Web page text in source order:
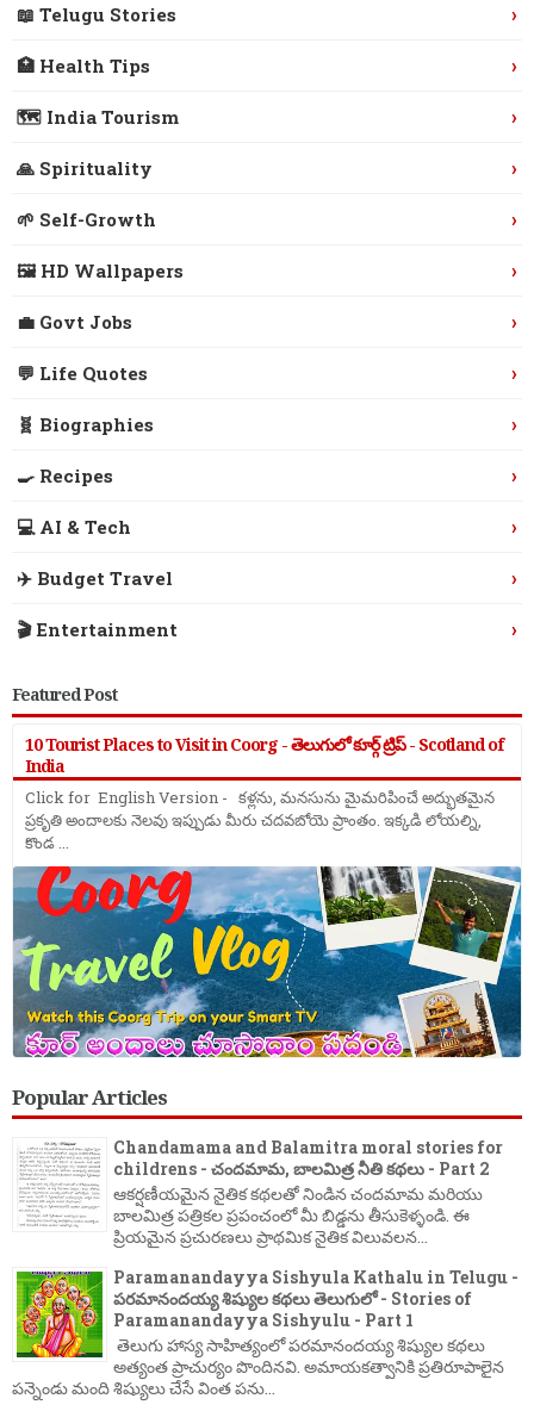
📖 Telugu Stories ›
🏥 Health Tips ›
🗺️ India Tourism ›
🙏 Spirituality ›
🌱 Self-Growth ›
🖼️ HD Wallpapers ›
💼 Govt Jobs ›
💬 Life Quotes ›
🧬 Biographies ›
🍳 Recipes ›
💻 AI & Tech ›
✈️ Budget Travel ›
🎬 Entertainment ›
Featured Post
10 Tourist Places to Visit in Coorg - తెలుగులో కూర్గ్ ట్రిప్ - Scotland of
India
Click for English Version - కళ్లను, మనసును మైమరిపించే అద్భుతమైన
ప్రకృతి అందాలకు నెలవు ఇప్పుడు మీరు చదవబోయె ప్రాంతం. ఇక్కడి లోయల్ని,
కొండ ...
Popular Articles
Chandamama and Balamitra moral stories for
childrens - చందమామ, బాలమిత్ర నీతి కథలు - Part 2
ఆకర్షణీయమైన నైతిక కథలతో నిండిన చందమామ మరియు
బాలమిత్ర పత్రికల ప్రపంచంలో మీ బిడ్డను తీసుకెళ్ళండి. ఈ
ప్రియమైన ప్రచురణలు ప్రాథమిక నైతిక విలువలన...
Paramanandayya Sishyula Kathalu in Telugu -
పరమానందయ్య శిష్యుల కథలు తెలుగులో - Stories of
Paramanandayya Sishyulu - Part 1
తెలుగు హాస్య సాహిత్యంలో పరమానందయ్య శిష్యుల కథలు
అత్యంత ప్రాచుర్యం పొందినవి. అమాయకత్వానికి ప్రతిరూపాలైన
పన్నెండు మంది శిష్యులు చేసే వింత పను...